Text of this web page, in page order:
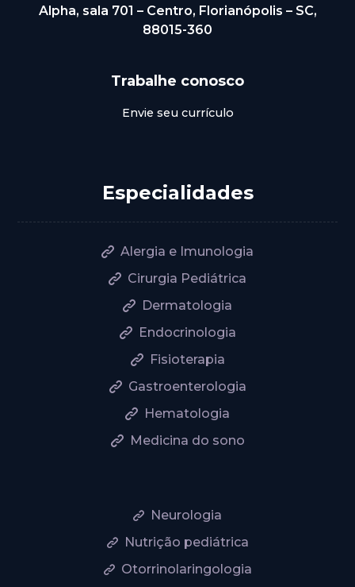
Alpha, sala 701 – Centro, Florianópolis – SC,
88015-360
Trabalhe conosco
Envie seu currículo
Especialidades
Alergia e Imunologia
Cirurgia Pediátrica
Dermatologia
Endocrinologia
Fisioterapia
Gastroenterologia
Hematologia
Medicina do sono
Neurologia
Nutrição pediátrica
Otorrinolaringologia